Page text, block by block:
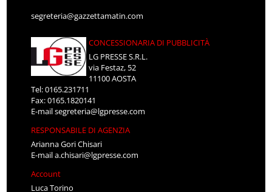
segreteria@gazzettamatin.com
CONCESSIONARIA DI PUBBLICITÀ
LG PRESSE S.R.L.
via Festaz, 52
11100 AOSTA
Tel: 0165.231711
Fax: 0165.1820141
E-mailsegreteria@lgpresse.com
RESPONSABILE DI AGENZIA
Arianna Gori Chisari
E-maila.chisari@lgpresse.com
Account
Luca Torino